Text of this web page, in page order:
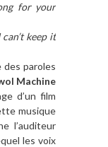
for your
keep it
paroles
Machine
d’un film
musique
l’auditeur
les voix